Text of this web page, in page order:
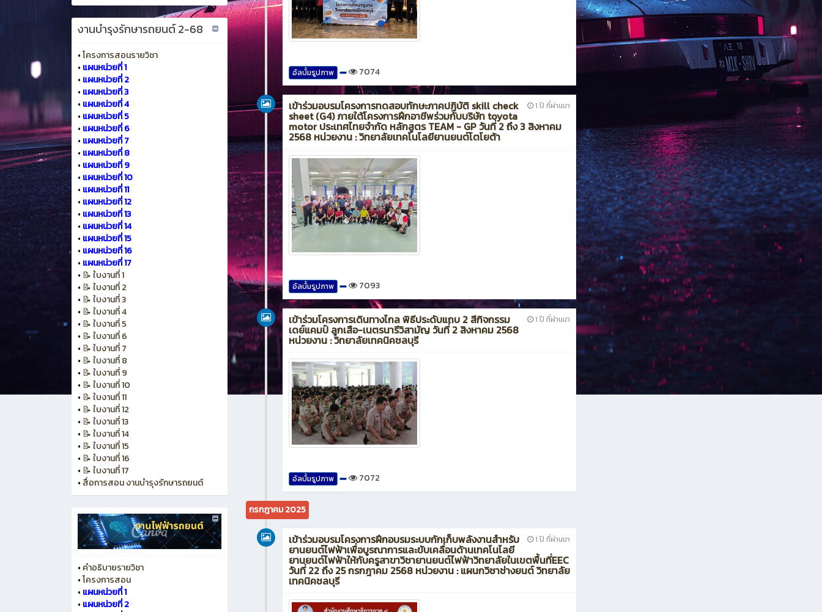
งานบำรุงรักษารถยนต์ 2-68
•โครงการสอนรายวิชา
• แผนหน่วยที่ 1
• แผนหน่วยที่ 2
• แผนหน่วยที่ 3
• แผนหน่วยที่ 4
• แผนหน่วยที่ 5
• แผนหน่วยที่ 6
• แผนหน่วยที่ 7
• แผนหน่วยที่ 8
• แผนหน่วยที่ 9
• แผนหน่วยที่ 10
• แผนหน่วยที่ 11
• แผนหน่วยที่ 12
• แผนหน่วยที่ 13
• แผนหน่วยที่ 14
• แผนหน่วยที่ 15
• แผนหน่วยที่ 16
• แผนหน่วยที่ 17
• 📝 ใบงานที่ 1
• 📝 ใบงานที่ 2
• 📝 ใบงานที่ 3
• 📝 ใบงานที่ 4
• 📝 ใบงานที่ 5
• 📝 ใบงานที่ 6
• 📝 ใบงานที่ 7
• 📝 ใบงานที่ 8
• 📝 ใบงานที่ 9
• 📝 ใบงานที่ 10
• 📝 ใบงานที่ 11
• 📝 ใบงานที่ 12
• 📝 ใบงานที่ 13
• 📝 ใบงานที่ 14
• 📝 ใบงานที่ 15
• 📝 ใบงานที่ 16
• 📝 ใบงานที่ 17
• สื่อการสอน งานบำรุงรักษารถยนต์
• คำอธิบายรายวิชา
•โครงการสอน
• แผนหน่วยที่ 1
• แผนหน่วยที่ 2
อัลบั้มรูปภาพ 7074
1 ปี ที่ผ่านมา
เข้าร่วมอบรมโครงการทดสอบทักษะภาคปฏิบัติ skill check
sheet (G4) ภายใต้โครงการฝึกอาชีพร่วมกับบริษัท toyota
motor ประเทศไทยจำกัด หลักสูตร TEAM - GP วันที่ 2 ถึง 3 สิงหาคม
2568 หน่วยงาน : วิทยาลัยเทคโนโลยียานยนต์โตโยต้า
อัลบั้มรูปภาพ 7093
1 ปี ที่ผ่านมา
เข้าร่วมโครงการเดินทางไกล พิธีประดับแถบ 2 สีกิจกรรม
เดย์แคมป์ ลูกเสือ-เนตรนารีวิสามัญ วันที่ 2 สิงหาคม 2568
หน่วยงาน : วิทยาลัยเทคนิคชลบุรี
อัลบั้มรูปภาพ 7072
กรกฎาคม 2025
1 ปี ที่ผ่านมา
เข้าร่วมอบรมโครงการฝึกอบรมระบบกักเก็บพลังงานสำหรับ
ยานยนต์ไฟฟ้าเพื่อบูรณาการและขับเคลื่อนด้านเทคโนโลยี
ยานยนต์ไฟฟ้าให้กับครูสาขาวิชายานยนต์ไฟฟ้าวิทยาลัยในเขตพื้นที่EEC
วันที่ 22 ถึง 25 กรกฎาคม 2568 หน่วยงาน : แผนกวิชาช่างยนต์ วิทยาลัย
เทคนิคชลบุรี